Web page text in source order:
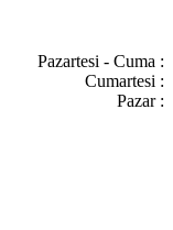
Pazartesi - Cuma :
Cumartesi :
Pazar :